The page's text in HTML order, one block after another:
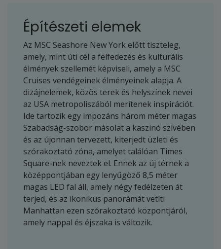
Építészeti elemek
Az MSC Seashore New York előtt tiszteleg,
amely, mint úti cél a felfedezés és kulturális
élmények szellemét képviseli, amely a MSC
Cruises vendégeinek élményeinek alapja. A
dizájnelemek, közös terek és helyszínek nevei
az USA metropoliszából merítenek inspirációt.
Ide tartozik egy impozáns három méter magas
Szabadság-szobor másolat a kaszinó szívében
és az újonnan tervezett, kiterjedt üzleti és
szórakoztató zóna, amelyet találóan Times
Square-nek neveztek el. Ennek az új térnek a
középpontjában egy lenyűgöző 8,5 méter
magas LED fal áll, amely négy fedélzeten át
terjed, és az ikonikus panorámát vetíti
Manhattan ezen szórakoztató központjáról,
amely nappal és éjszaka is változik.